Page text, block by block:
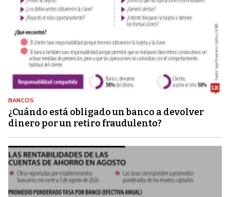
BANCOS
¿Cuándo está obligado un banco a devolver
dinero por un retiro fraudulento?